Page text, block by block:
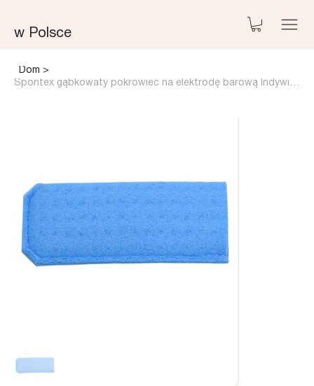
w Polsce
Dom >
Spontex gąbkowaty pokrowiec na elektrodę barową Indywidualny